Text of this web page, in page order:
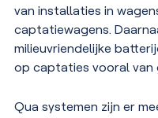
van installaties in
captatiewagens.
milieuvriendelijke
op captaties vooral van
Qua systemen zijn er